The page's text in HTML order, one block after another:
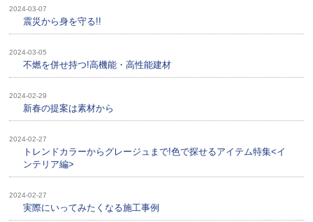
2024-03-07
震災から身を守る!!
2024-03-05
不燃を併せ持つ!高機能・高性能建材
2024-02-29
新春の提案は素材から
2024-02-27
トレンドカラーからグレージュまで!色で探せるアイテム特集<イ
ンテリア編>
2024-02-27
実際にいってみたくなる施工事例